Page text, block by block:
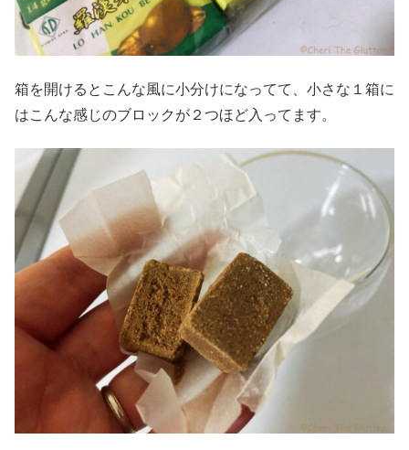
箱を開けるとこんな風に小分けになってて、小さな１箱に
はこんな感じのブロックが２つほど入ってます。